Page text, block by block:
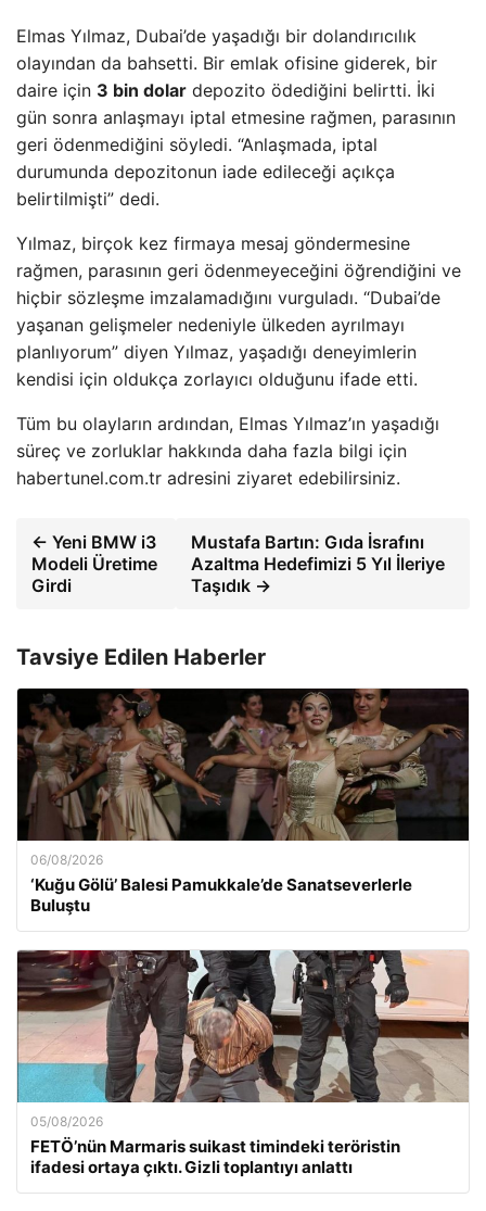
Elmas Yılmaz, Dubai’de yaşadığı bir dolandırıcılık
olayından da bahsetti. Bir emlak ofisine giderek, bir
daire için 3 bin dolar depozito ödediğini belirtti. İki
gün sonra anlaşmayı iptal etmesine rağmen, parasının
geri ödenmediğini söyledi. “Anlaşmada, iptal
durumunda depozitonun iade edileceği açıkça
belirtilmişti” dedi.
Yılmaz, birçok kez firmaya mesaj göndermesine
rağmen, parasının geri ödenmeyeceğini öğrendiğini ve
hiçbir sözleşme imzalamadığını vurguladı. “Dubai’de
yaşanan gelişmeler nedeniyle ülkeden ayrılmayı
planlıyorum” diyen Yılmaz, yaşadığı deneyimlerin
kendisi için oldukça zorlayıcı olduğunu ifade etti.
Tüm bu olayların ardından, Elmas Yılmaz’ın yaşadığı
süreç ve zorluklar hakkında daha fazla bilgi için
habertunel.com.tr adresini ziyaret edebilirsiniz.
← Yeni BMW i3
Modeli Üretime
Girdi
Mustafa Bartın: Gıda İsrafını
Azaltma Hedefimizi 5 Yıl İleriye
Taşıdık →
Tavsiye Edilen Haberler
06/08/2026
‘Kuğu Gölü’ Balesi Pamukkale’de Sanatseverlerle
Buluştu
05/08/2026
FETÖ’nün Marmaris suikast timindeki teröristin
ifadesi ortaya çıktı. Gizli toplantıyı anlattı